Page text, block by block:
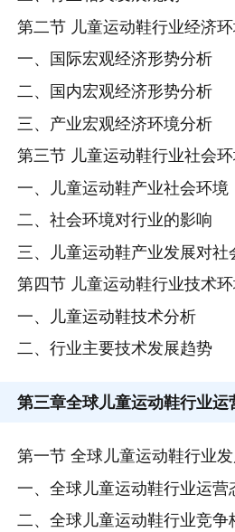
第二节 儿童运动鞋行业经济
一、国际宏观经济形势分析
二、国内宏观经济形势分析
三、产业宏观经济环境分析
第三节 儿童运动鞋行业社会
一、儿童运动鞋产业社会环境
二、社会环境对行业的影响
三、儿童运动鞋产业发展对社
第四节 儿童运动鞋行业技术
一、儿童运动鞋技术分析
二、行业主要技术发展趋势
第三章全球儿童运动鞋行业运
第一节 全球儿童运动鞋行业
一、全球儿童运动鞋行业运营
二、全球儿童运动鞋行业竞争